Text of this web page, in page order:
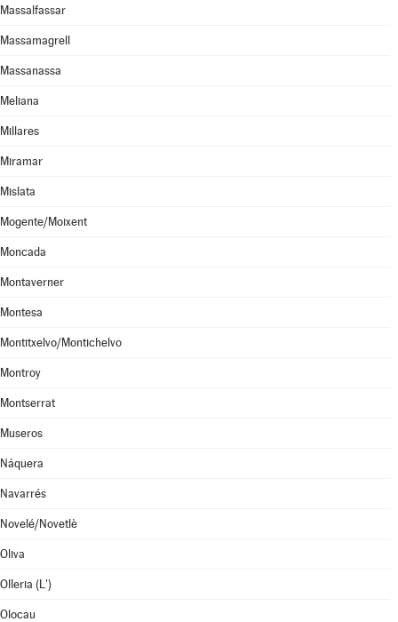
Massalfassar
Massamagrell
Massanassa
Meliana
Millares
Miramar
Mislata
Mogente/Moixent
Moncada
Montaverner
Montesa
Montitxelvo/Montichelvo
Montroy
Montserrat
Museros
Náquera
Navarrés
Novelé/Novetlè
Oliva
Olleria (L')
Olocau